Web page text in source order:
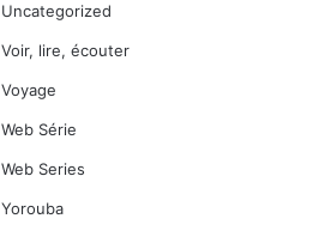
Uncategorized
Voir, lire, écouter
Voyage
Web Série
Web Series
Yorouba